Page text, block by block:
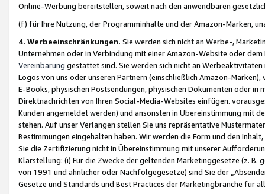
Online-Werbung bereitstellen, soweit nach den anwendbaren
(f) für Ihre Nutzung, der Programminhalte und der Amazon-Marken,
4. Werbeeinschränkungen. Sie werden sich nicht an Werbe-,
Unternehmen oder in Verbindung mit einer Amazon-Website oder
Vereinbarung gestattet sind. Sie werden sich nicht an
Logos von uns oder unseren Partnern (einschließlich Amazon-
E-Books, physischen Postsendungen, physischen Dokumenten oder in
Direktnachrichten von Ihren Social-Media-Websites einfügen.
Kunden angemeldet werden) und ansonsten in Übereinstimmung mit
stehen. Auf unser Verlangen stellen Sie uns repräsentative
Bestimmungen eingehalten haben. Wir werden die Form und den
Sie die Zertifizierung nicht in Übereinstimmung mit unserer
Klarstellung: (i) Für die Zwecke der geltenden Marketinggesetze (z. B.
von 1991 und ähnlicher oder Nachfolgegesetze) sind Sie der
Gesetze und Standards und Best Practices der Marketingbranche für